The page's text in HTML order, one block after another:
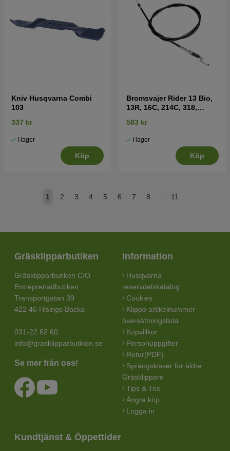
Kniv Husqvarna Combi
103
337 kr
I lager
Köp
Bromsvajer Rider 13 Bio,
13R, 16C, 214C, 318,
583 kr
I lager
Köp
1 2 3 4 5 6 7 8 11
Gräsklipparbutiken
Gräsklipparbutiken C/O
Entreprenadbutiken
Transportgatan 39
422 46 Hisings Backa
031-22 62 60
info@grasklipparbutiken.se
Se mer från oss!
Information
Husqvarna
reservdelskatalog
Cookies
Klippo artikelnummer
översättningslista
Köpvillkor
Personuppgifter
Retur(PDF)
Sprängskisser för äldre
Gräsklippare
Tips & Trix
Ångra köp
Logga in
Kundtjänst & Öppettider